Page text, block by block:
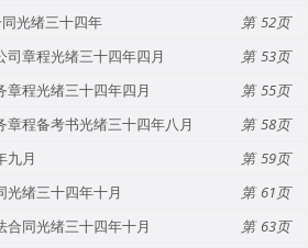
光绪三十四年
52
章程光绪三十四年四月
53
程光绪三十四年四月
55
程备考书光绪三十四年八月
58
九月
59
光绪三十四年十月
61
同光绪三十四年十月
63